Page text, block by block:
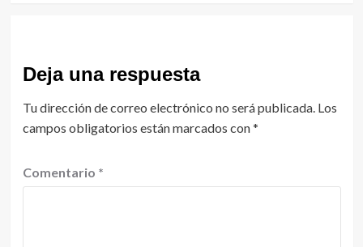
Deja una respuesta
Tu dirección de correo electrónico no será publicada. Los
campos obligatorios están marcados con*
Comentario *